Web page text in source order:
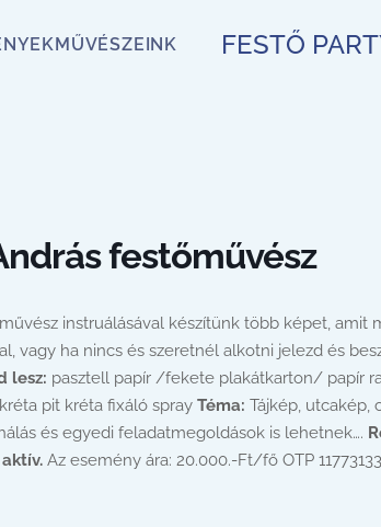
MŰVÉSZEINK FESTŐ
festőművész
instruálásával készítünk több képet, amit
vagy ha nincs és szeretnél alkotni jelezd és
lesz: pasztell papír /fekete plakátkarton/ papír
pit kréta fixáló spray Téma: Tájkép, utcakép,
és egyedi feladatmegoldások is lehetnek….
Az esemény ára: 20.000.-Ft/fő OTP